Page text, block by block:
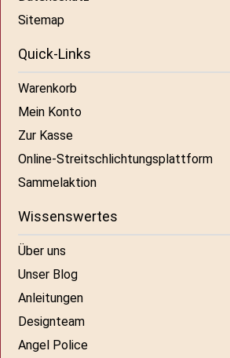
Sitemap
Quick-Links
Warenkorb
Mein Konto
Zur Kasse
Online-Streitschlichtungsplattform
Sammelaktion
Wissenswertes
Über uns
Unser Blog
Anleitungen
Designteam
Angel Police